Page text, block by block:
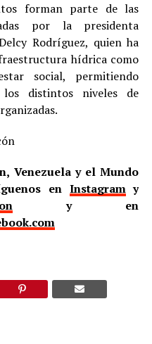
forman parte de las
por la presidenta
Rodríguez, quien ha
hídrica como
social, permitiendo
distintos niveles de
Venezuela y el Mundo
en Instagramy
y en